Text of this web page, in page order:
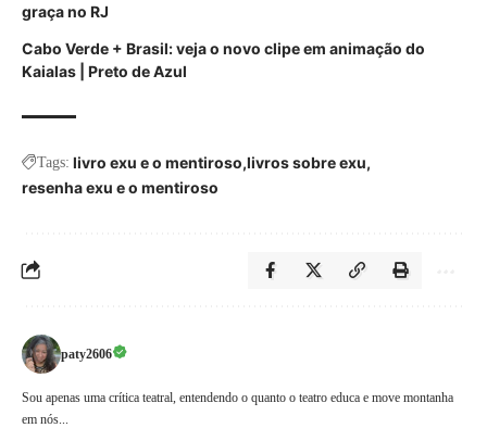
graça no RJ
Cabo Verde + Brasil:veja o novo clipe em animação do
Kaialas | Preto de Azul
Tags: livro exu e o mentiroso livros sobre exu
resenha exu e o mentiroso
paty2606
Sou apenas uma crítica teatral, entendendo o quanto o teatro educa e move montanha
em nós...